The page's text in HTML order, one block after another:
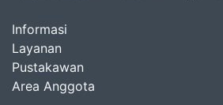
Informasi
Layanan
Pustakawan
Area Anggota